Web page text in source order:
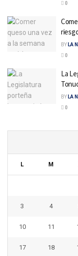
0
BY LA
0
La
BY LA
0
L M
3 4
10 11
17 18